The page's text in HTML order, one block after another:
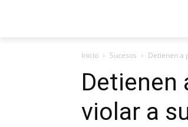
Inicio Sucesos Detienen a
Detienen
violar a